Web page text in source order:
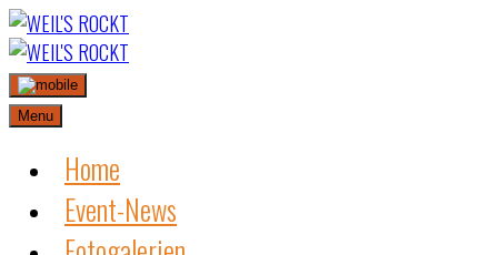
Skip
to
content
Menu
Home
Event-News